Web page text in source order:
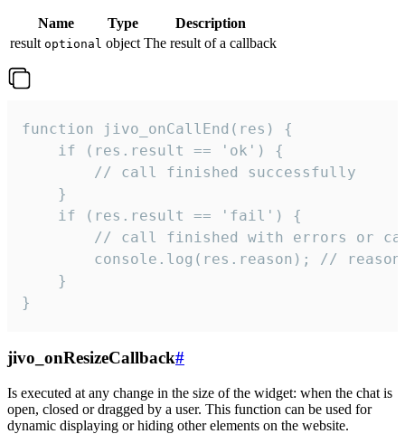
Name Type
Description
result optional object The result of a callback
function jivo_onCallEnd(res) {
    if (res.result == 'ok') {
        // call finished successfully
    }
    if (res.result == 'fail') {
// call finished with errors or
console.log(res.reason); //
    }
}
jivo_onResizeCallback#
Is executed at any change in the size of the widget: when the chat is
open, closed or dragged by a user. This function can be used for
dynamic displaying or hiding other elements on the website.